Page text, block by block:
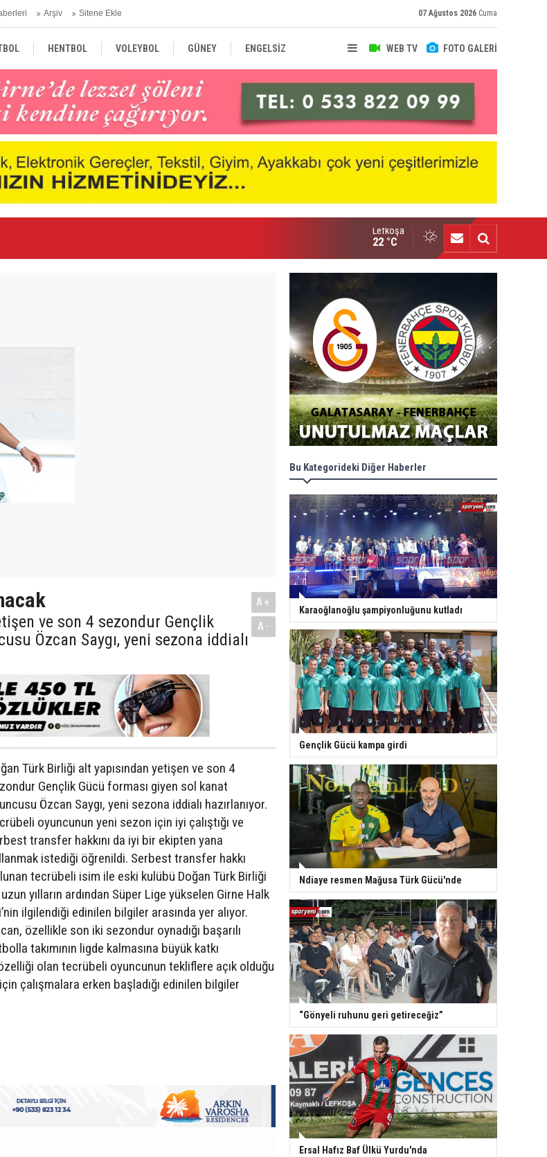
Arşiv Sitene Ekle 07 Ağustos 2026 Cuma
WEB TV FOTO GALERİ
HENTBOL VOLEYBOL GÜNEY ENGELSİZ
DÜNYA
Lefkoşa
22 °C
ve son 4 sezondur Gençlik
Özcan Saygı, yeni sezona iddialı
A+
A-
Türk Birliği alt yapısından yetişen ve son 4
Gençlik Gücü forması giyen sol kanat
Özcan Saygı, yeni sezona iddialı hazırlanıyor.
oyuncunun yeni sezon için iyi çalıştığı ve
transfer hakkını da iyi bir ekipten yana
istediği öğrenildi. Serbest transfer hakkı
tecrübeli isim ile eski kulübü Doğan Türk Birliği
yılların ardından Süper Lige yükselen Girne Halk
ilgilendiği edinilen bilgiler arasında yer alıyor.
özellikle son iki sezondur oynadığı başarılı
takımının ligde kalmasına büyük katkı
olan tecrübeli oyuncunun tekliflere açık olduğu
çalışmalara erken başladığı edinilen bilgiler
Bu Kategorideki Diğer Haberler
Karaoğlanoğlu şampiyonluğunu kutladı
Gençlik Gücü kampa girdi
Ndiaye resmen Mağusa Türk Gücü'nde
“Gönyeli ruhunu geri getireceğiz”
Ersal Hafız Baf Ülkü Yurdu'nda